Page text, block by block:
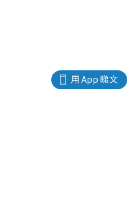
用 App 睇文